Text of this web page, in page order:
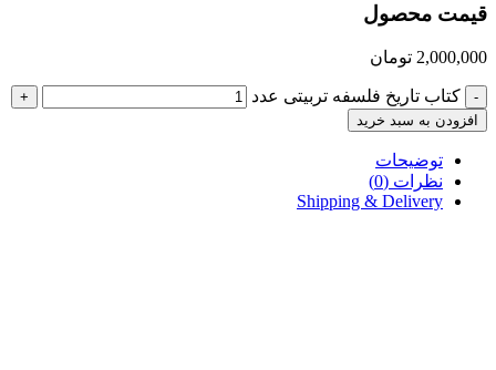
قیمت محصول
2,000,000 تومان
- کتاب تاریخ فلسفه تربیتی عدد
+
افزودن به سبد خرید
توضیحات
نظرات (0)
Shipping & Delivery